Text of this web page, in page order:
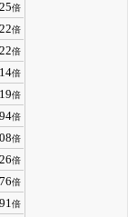
倍
倍
倍
倍
倍
倍
倍
倍
倍
倍